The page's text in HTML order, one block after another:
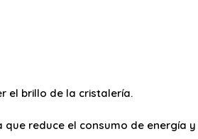
el brillo de la cristalería.
reduce el consumo de energía